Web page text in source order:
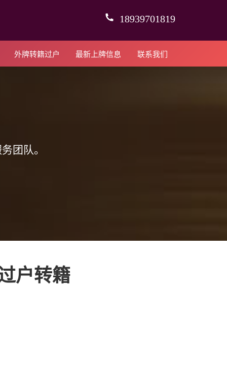
18939701819
外牌转籍过户 最新上牌信息 联系我们
团队。
户转籍